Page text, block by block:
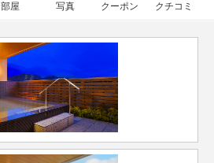
部屋 写真 クーポン クチコミ